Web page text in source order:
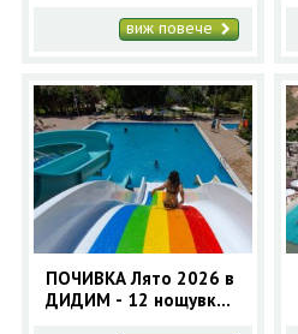
виж повече
ПОЧИВКА Лято 2026 в
ДИДИМ - 12 нощувки